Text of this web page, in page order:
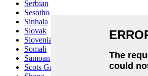
Serbian
Sesotho
Sinhala
Slovak
Slovenian
Somali
Samoan
Scots Gaelic